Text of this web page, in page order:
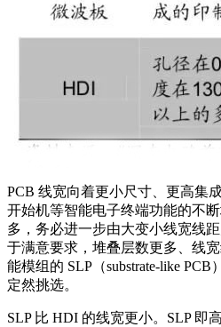
PCB 线宽向着更小尺寸、更高集
开始机等智能电子终端功能的不
多，务必进一步由大变小线宽线
于满意要求，堆叠层数更多、线
能模组的 SLP（substrate-like
定然挑选。
SLP 比 HDI 的线宽更小。SLP 即